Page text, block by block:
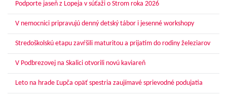
Podporte jaseň z Lopeja v súťaži o Strom roka 2026
V nemocnici pripravujú denný detský tábor i jesenné workshopy
Stredoškolskú etapu zavŕšili maturitou a prijatím do rodiny železiarov
V Podbrezovej na Skalici otvorili novú kaviareň
Leto na hrade Ľupča opäť spestria zaujímavé sprievodné podujatia